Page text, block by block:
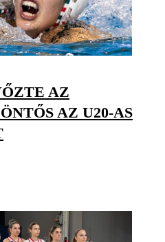
AZ
AZ U20-AS